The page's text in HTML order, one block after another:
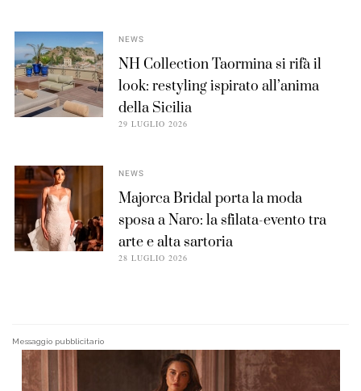
NEWS
NH Collection Taormina si rifà il
look: restyling ispirato all’anima
della Sicilia
29 LUGLIO 2026
NEWS
Majorca Bridal porta la moda
sposa a Naro: la sfilata-evento tra
arte e alta sartoria
28 LUGLIO 2026
Messaggio pubblicitario